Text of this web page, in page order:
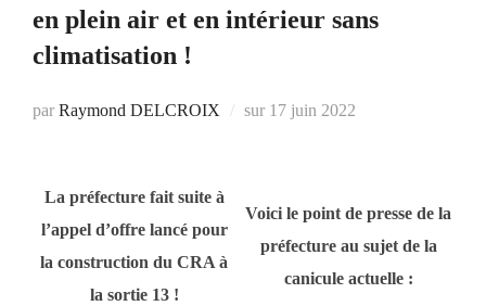
en plein air et en intérieur sans
climatisation !
par Raymond DELCROIX sur Publié
17 juin 2022
La préfecture fait suite à
l’appel d’offre lancé pour
la construction du CRA à
la sortie 13 !
Voici le point de presse de la
préfecture au sujet de la
canicule actuelle :